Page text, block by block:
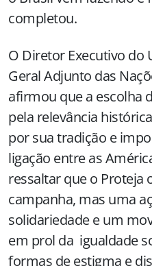
completou.
O Diretor Executivo do
Geral Adjunto das
afirmou que a escolha
pela relevância
por sua tradição e
ligação entre as
ressaltar que o Proteja
campanha, mas uma
solidariedade e um
em prol da igualdade
formas de estigma e